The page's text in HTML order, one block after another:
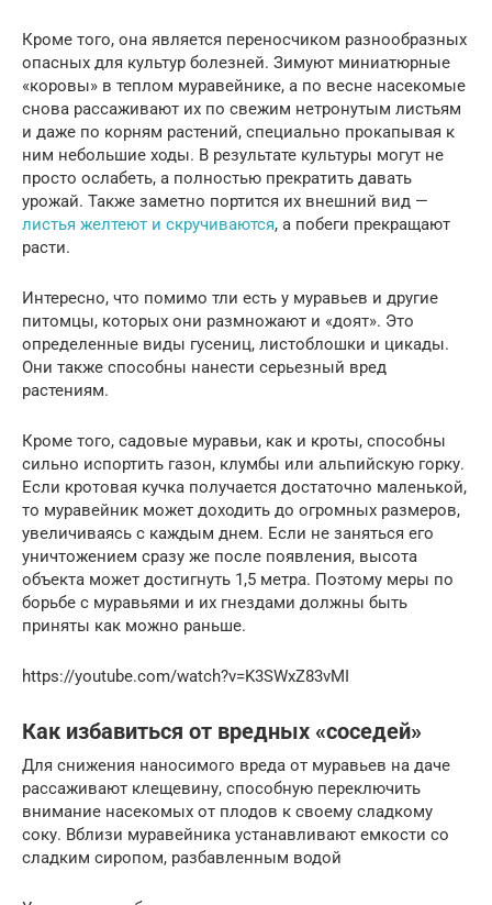
Кроме того, она является переносчиком разнообразных
опасных для культур болезней. Зимуют миниатюрные
«коровы» в теплом муравейнике, а по весне насекомые
снова рассаживают их по свежим нетронутым листьям
и даже по корням растений, специально прокапывая к
ним небольшие ходы. В результате культуры могут не
просто ослабеть, а полностью прекратить давать
урожай. Также заметно портится их внешний вид —
листья желтеют и скручиваются, а побеги прекращают
расти.
Интересно, что помимо тли есть у муравьев и другие
питомцы, которых они размножают и «доят». Это
определенные виды гусениц, листоблошки и цикады.
Они также способны нанести серьезный вред
растениям.
Кроме того, садовые муравьи, как и кроты, способны
сильно испортить газон, клумбы или альпийскую горку.
Если кротовая кучка получается достаточно маленькой,
то муравейник может доходить до огромных размеров,
увеличиваясь с каждым днем. Если не заняться его
уничтожением сразу же после появления, высота
объекта может достигнуть 1,5 метра. Поэтому меры по
борьбе с муравьями и их гнездами должны быть
приняты как можно раньше.
https://youtube.com/watch?v=K3SWxZ83vMI
Как избавиться от вредных «соседей»
Для снижения наносимого вреда от муравьев на даче
рассаживают клещевину, способную переключить
внимание насекомых от плодов к своему сладкому
соку. Вблизи муравейника устанавливают емкости со
сладким сиропом, разбавленным водой